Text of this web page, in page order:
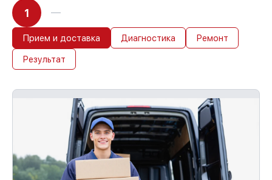
1
Прием и доставка Диагностика Ремонт
Результат